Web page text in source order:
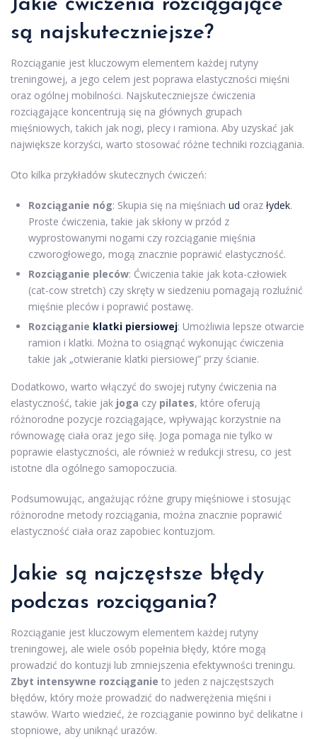
Jakie ćwiczenia rozciągające
są najskuteczniejsze?
Rozciąganie jest kluczowym elementem każdej rutyny
treningowej, a jego celem jest poprawa elastyczności mięśni
oraz ogólnej mobilności. Najskuteczniejsze ćwiczenia
rozciągające koncentrują się na głównych grupach
mięśniowych, takich jak nogi, plecy i ramiona. Aby uzyskać jak
największe korzyści, warto stosować różne techniki rozciągania.
Oto kilka przykładów skutecznych ćwiczeń:
Rozciąganie nóg: Skupia się na mięśniach ud oraz łydek.
Proste ćwiczenia, takie jak skłony w przód z
wyprostowanymi nogami czy rozciąganie mięśnia
czworogłowego, mogą znacznie poprawić elastyczność.
Rozciąganie pleców: Ćwiczenia takie jak kota-człowiek
(cat-cow stretch) czy skręty w siedzeniu pomagają rozluźnić
mięśnie pleców i poprawić postawę.
Rozciąganie klatki piersiowej: Umożliwia lepsze otwarcie
ramion i klatki. Można to osiągnąć wykonując ćwiczenia
takie jak „otwieranie klatki piersiowej” przy ścianie.
Dodatkowo, warto włączyć do swojej rutyny ćwiczenia na
elastyczność, takie jak joga czy pilates, które oferują
różnorodne pozycje rozciągające, wpływając korzystnie na
równowagę ciała oraz jego siłę. Joga pomaga nie tylko w
poprawie elastyczności, ale również w redukcji stresu, co jest
istotne dla ogólnego samopoczucia.
Podsumowując, angażując różne grupy mięśniowe i stosując
różnorodne metody rozciągania, można znacznie poprawić
elastyczność ciała oraz zapobiec kontuzjom.
Jakie są najczęstsze błędy
podczas rozciągania?
Rozciąganie jest kluczowym elementem każdej rutyny
treningowej, ale wiele osób popełnia błędy, które mogą
prowadzić do kontuzji lub zmniejszenia efektywności treningu.
Zbyt intensywne rozciąganie to jeden z najczęstszych
błędów, który może prowadzić do nadwerężenia mięśni i
stawów. Warto wiedzieć, że rozciąganie powinno być delikatne i
stopniowe, aby uniknąć urazów.